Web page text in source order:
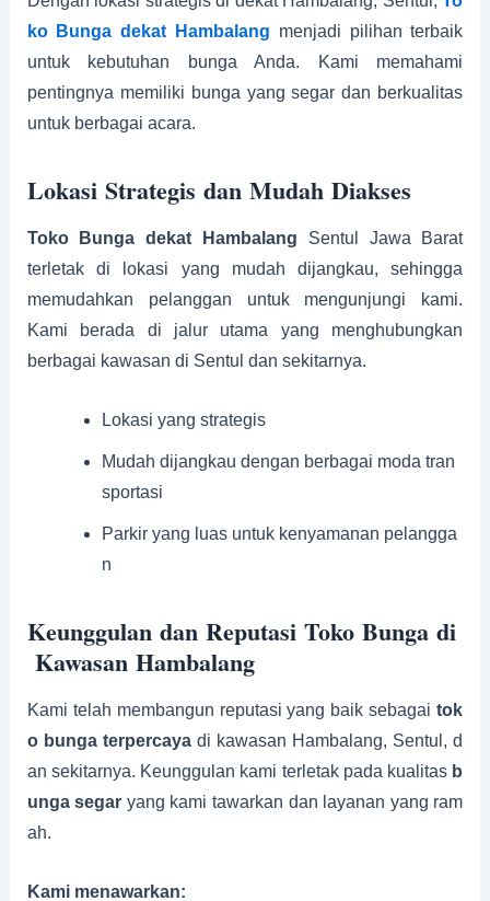
ko Bunga dekat Hambalang menjadi pilihan terbaik
untuk kebutuhan bunga Anda. Kami memahami
pentingnya memiliki bunga yang segar dan berkualitas
untuk berbagai acara.
Lokasi Strategis dan Mudah Diakses
Toko Bunga dekat Hambalang Sentul Jawa Barat
terletak di lokasi yang mudah dijangkau, sehingga
memudahkan pelanggan untuk mengunjungi kami.
Kami berada di jalur utama yang menghubungkan
berbagai kawasan di Sentul dan sekitarnya.
Lokasi yang strategis
Mudah dijangkau dengan berbagai moda tran
sportasi
Parkir yang luas untuk kenyamanan pelangga
n
Keunggulan dan Reputasi Toko Bunga di
Kawasan Hambalang
Kami telah membangun reputasi yang baik sebagaitok
o bunga terpercayadi kawasan Hambalang, Sentul, d
an sekitarnya. Keunggulan kami terletak pada kualitas b
unga segar yang kami tawarkan dan layanan yang ram
ah.
Kami menawarkan: